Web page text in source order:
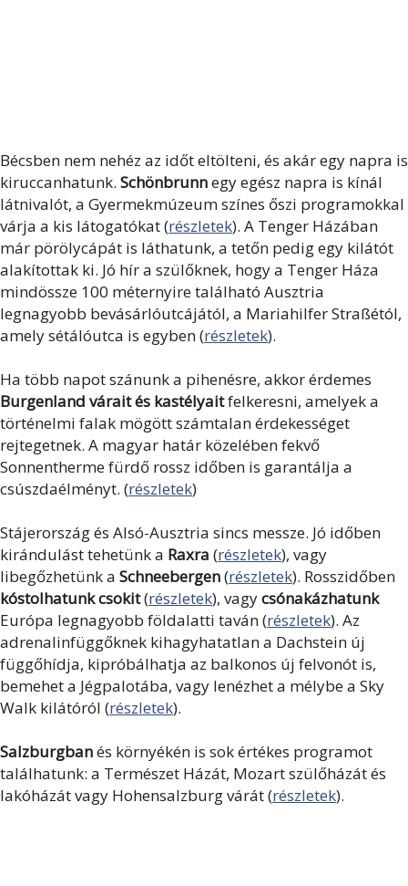
Bécsben nem nehéz az időt eltölteni, és akár egy napra is
kiruccanhatunk. Schönbrunnegy egész napra is kínál
látnivalót, a Gyermekmúzeum színes őszi programokkal
várja a kis látogatókat (részletek). A Tenger Házában
már pörölycápát is láthatunk, a tetőn pedig egy kilátót
alakítottak ki. Jó hír a szülőknek, hogy a Tenger Háza
mindössze 100 méternyire található Ausztria
legnagyobb bevásárlóutcájától, a Mariahilfer Straßétól,
amely sétálóutca is egyben (részletek).
Ha több napot szánunk a pihenésre, akkor érdemes
Burgenland várait és kastélyaitfelkeresni, amelyek a
történelmi falak mögött számtalan érdekességet
rejtegetnek. A magyar határ közelében fekvő
Sonnentherme fürdő rossz időben is garantálja a
csúszdaélményt. (részletek)
Stájerország és Alsó-Ausztria sincs messze. Jó időben
kirándulást tehetünk a Raxra (részletek), vagy
libegőzhetünk a Schneebergen(részletek). Rosszidőben
kóstolhatunk csokit(részletek), vagycsónakázhatunk
Európa legnagyobb földalatti taván (részletek). Az
adrenalinfüggőknek kihagyhatatlan a Dachstein új
függőhídja, kipróbálhatja az balkonos új felvonót is,
bemehet a Jégpalotába, vagy lenézhet a mélybe a Sky
Walk kilátóról (részletek).
Salzburgbanés környékén is sok értékes programot
találhatunk: a Természet Házát, Mozart szülőházát és
lakóházát vagy Hohensalzburg várát (részletek).